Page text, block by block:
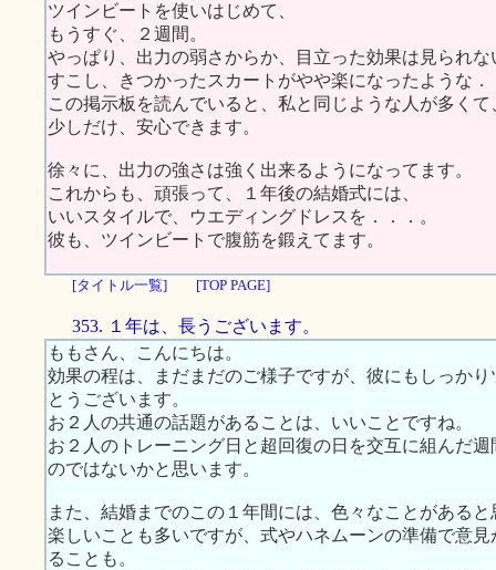
ツインビートを使いはじめて、
もうすぐ、２週間。
やっぱり、出力の弱さからか、目立った効果は見られな
すこし、きつかったスカートがやや楽になったような．
この掲示板を読んでいると、私と同じような人が多くて
少しだけ、安心できます。
徐々に、出力の強さは強く出来るようになってます。
これからも、頑張って、１年後の結婚式には、
いいスタイルで、ウエディングドレスを．．．。
彼も、ツインビートで腹筋を鍛えてます。
[タイトル一覧] [TOP PAGE]
353. １年は、長うございます。
ももさん、こんにちは。
効果の程は、まだまだのご様子ですが、彼にもしっか
とうございます。
お２人の共通の話題があることは、いいことですね。
お２人のトレーニング日と超回復の日を交互に組んだ
のではないかと思います。
また、結婚までのこの１年間には、色々なことがあると
楽しいことも多いですが、式やハネムーンの準備で意
ることも。